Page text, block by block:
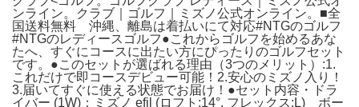
ンライン。クラブ｜ゴルフ｜ミズノ公式オンライン。■全
国送料無料 沖縄、離島は着払いにて対応#NTGのゴルフ
#NTGのレディースゴルフ●これからゴルフを始めるあな
たへ、すぐにコースに出たい方にぴったりのゴルフセット
です。●このセットが選ばれる理由（3つのメリット）:1.
これだけで即コースデビュー可能！2.安心のミズノ入り！
3.届いてすぐに使える状態でお届け！●セット内容・ドラ
イバー (1W)：ミズノ efil (ロフト:14°, フレックス:L) ボー